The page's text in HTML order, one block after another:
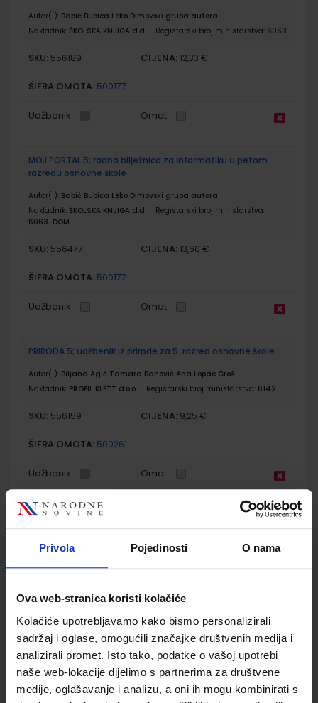
Privola Pojedinosti O nama
Ova web-stranica koristi kolačiće
Kolačiće upotrebljavamo kako bismo personalizirali
sadržaj i oglase, omogućili značajke društvenih medija i
analizirali promet. Isto tako, podatke o vašoj upotrebi
naše web-lokacije dijelimo s partnerima za društvene
medije, oglašavanje i analizu, a oni ih mogu kombinirati s
Autor(i): Babić Bubica Leko Dimovski grupa autora
Nakladnik: ŠKOLSKA KNJIGA d.d. Registarski broj ministarstva: 6063
SKU: 556189 CIJENA: 12,33 €
ŠIFRA OMOTA: 500177
Udžbenik Omot
MOJ PORTAL 5; radna bilježnica za informatiku u petom
razredu osnovne škole
Autor(i): Babić Bubica Leko Dimovski grupa autora
Nakladnik: ŠKOLSKA KNJIGA d.d.
Registarski broj ministarstva:
6063-DOM
SKU: 556477 CIJENA: 13,60 €
ŠIFRA OMOTA: 500177
Udžbenik Omot
PRIRODA 5; udžbenik iz prirode za 5. razred osnovne škole
Autor(i): Biljana Agić Tamara Banović Ana Lopac Groš
Nakladnik: PROFIL KLETT d.o.o. Registarski broj ministarstva: 6142
SKU: 556159 CIJENA: 9,25 €
ŠIFRA OMOTA: 500261
Udžbenik Omot
GEA 1; udžbenik geografije s dodatnim digitalnim
sadržajima u petom razredu osnovne škole
Autor(i):Danijel Orešić Igor Tišma Ružica Vuk Alenka Bujan
Nakladnik:ŠKOLSKA KNJIGA d.d.
SKU:556172 CIJENA:9,25 €
ŠIFRA OMOTA: 500170
Udžbenik Omot
GEA 1; radna bilježnica za geografiju u petom razredu